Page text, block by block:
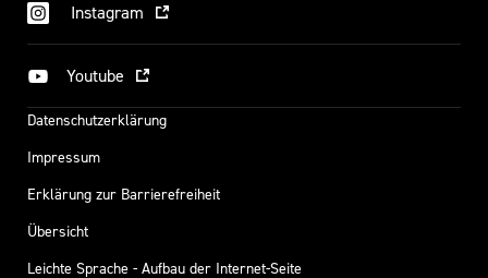
Instagram
Youtube
Datenschutzerklärung
Impressum
Erklärung zur Barrierefreiheit
Übersicht
Leichte Sprache - Aufbau der Internet-Seite